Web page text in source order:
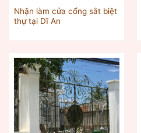
Nhận làm cửa cổng sắt biệt
thự tại Dĩ An